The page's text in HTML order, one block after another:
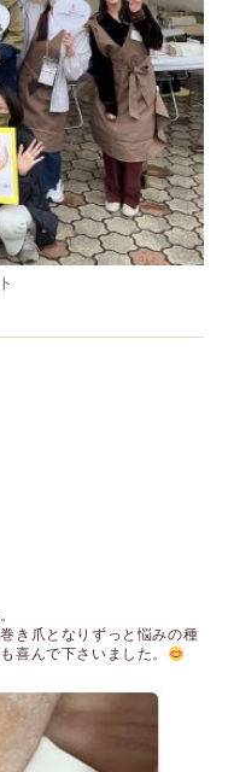
き爪となりずっと悩みの種
喜んで下さいました。